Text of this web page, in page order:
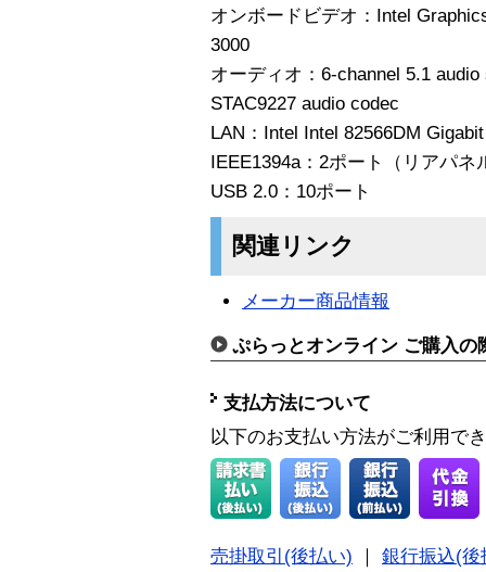
オンボードビデオ：Intel
3000
オーディオ：6-channel 5.1
STAC9227 audio codec
LAN：Intel Intel 82566DM
IEEE1394a：2ポート（リアパ
USB 2.0：10ポート
関連リンク
メーカー商品情報
ぷらっとオンライン ご購入の
支払方法について
以下のお支払い方法がご利用で
売掛取引(後払い)
銀行振込(後